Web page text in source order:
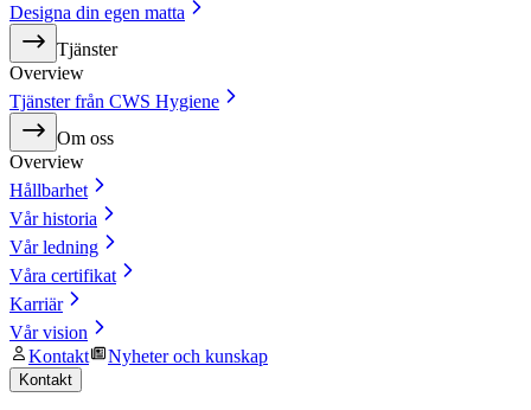
Designa din egen matta
Tjänster
Overview
Tjänster från CWS Hygiene
Om oss
Overview
Hållbarhet
Vår historia
Vår ledning
Våra certifikat
Karriär
Vår vision
Kontakt
Nyheter och kunskap
Kontakt